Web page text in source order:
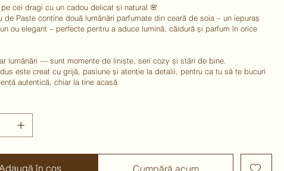
cei dragi cu un cadou delicat și natural 🌸
de Paște conține două lumânări parfumate din ceară de soia – un iepuraș
ou elegant – perfecte pentru a aduce lumină, căldură și parfum în orice
lumânări — sunt momente de liniște, seri cozy și stări de bine.
este creat cu grijă, pasiune și atenție la detalii, pentru ca tu să te bucuri
autentică, chiar la tine acasă.
în coș Cumpără acum